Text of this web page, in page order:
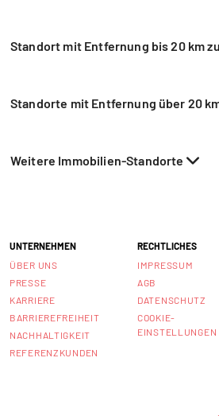
Standort mit Entfernung bis 20 km
Standorte mit Entfernung über 20
Weitere Immobilien-Standorte
UNTERNEHMEN
ÜBER UNS
PRESSE
KARRIERE
BARRIEREFREIHEIT
NACHHALTIGKEIT
REFERENZKUNDEN
RECHTLICHES
IMPRESSUM
AGB
DATENSCHUTZ
COOKIE-
EINSTELLUNGEN